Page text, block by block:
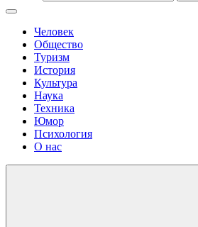
Человек
Общество
Туризм
История
Культура
Наука
Техника
Юмор
Психология
О нас